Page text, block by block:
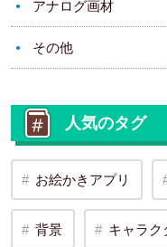
アナログ画材
その他
人気のタグ
お絵かきアプリ
背景 キャラク